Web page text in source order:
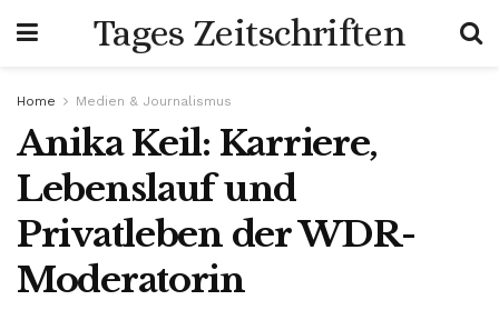
Tages Zeitschriften
Home Medien & Journalismus
Anika Keil: Karriere,
Lebenslauf und
Privatleben der WDR-
Moderatorin